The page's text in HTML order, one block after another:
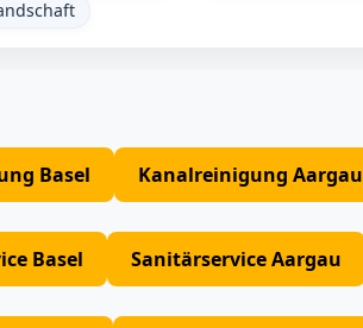
Basel Kanalreinigung Aargau
Basel Sanitärservice Aargau